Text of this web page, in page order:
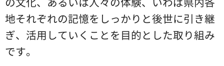
地それぞれの記憶をしっかりと後世に引き継
ぎ、活用していくことを目的とした取り組み
です。